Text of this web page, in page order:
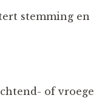
stemming en
of vroege